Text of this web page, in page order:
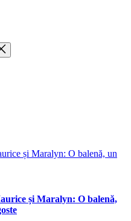
și Maralyn: O balenă,